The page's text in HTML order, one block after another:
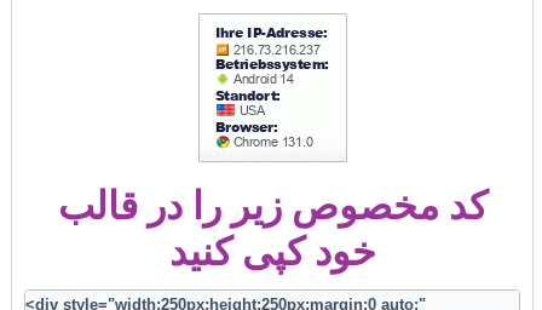
کد مخصوص زیر را در قالب
خود کپی کنید